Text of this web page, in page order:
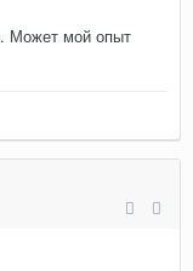
Может мой опыт